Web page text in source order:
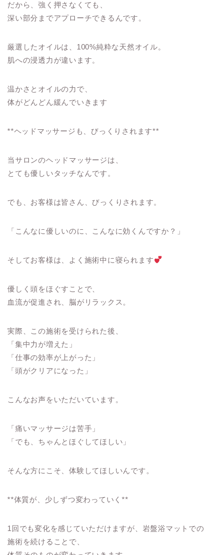
だから、強く押さなくても、
深い部分までアプローチできるんです。
厳選したオイルは、100%純粋な天然オイル。
肌への浸透力が違います。
温かさとオイルの力で、
体がどんどん緩んでいきます
**ヘッドマッサージも、びっくりされます**
当サロンのヘッドマッサージは、
とても優しいタッチなんです。
でも、お客様は皆さん、びっくりされます。
「こんなに優しいのに、こんなに効くんですか？」
そしてお客様は、よく施術中に寝られます
優しく頭をほぐすことで、
血流が促進され、脳がリラックス。
実際、この施術を受けられた後、
「集中力が増えた」
「仕事の効率が上がった」
「頭がクリアになった」
こんなお声をいただいています。
「痛いマッサージは苦手」
「でも、ちゃんとほぐしてほしい」
そんな方にこそ、体験してほしいんです。
**体質が、少しずつ変わっていく**
1回でも変化を感じていただけますが、岩盤浴マットでの
施術を続けることで、